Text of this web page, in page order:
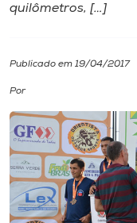
Cultura
CPA
Biblioteca
Editora
Rádio
quilômetros, […]
Publicado em 19/04/2017
Por